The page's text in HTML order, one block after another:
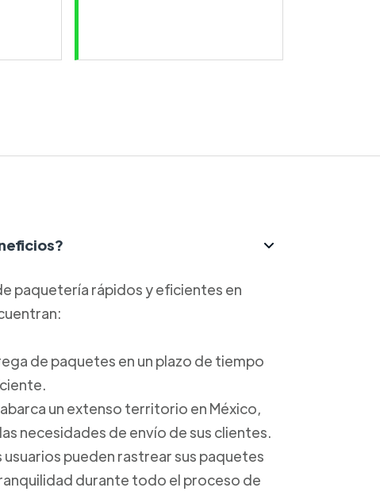
paquetería rápidos y eficientes en
de paquetes en un plazo de tiempo
un extenso territorio en México,
necesidades de envío de sus clientes.
pueden rastrear sus paquetes
durante todo el proceso de